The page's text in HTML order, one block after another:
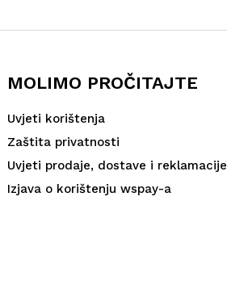
MOLIMO PROČITAJTE
Uvjeti korištenja
Zaštita privatnosti
Uvjeti prodaje, dostave i reklamacije
Izjava o korištenju wspay-a